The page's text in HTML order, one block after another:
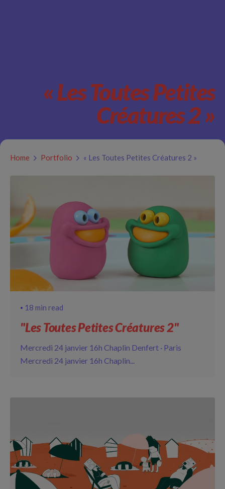
« Les Toutes Petites
Créatures 2 »
Home Portfolio « Les Toutes Petites Créatures 2 »
18 min read
"Les Toutes Petites Créatures 2"
Mercredi 24 janvier 16h Chaplin Denfert · Paris
Mercredi 24 janvier 16h Chaplin...